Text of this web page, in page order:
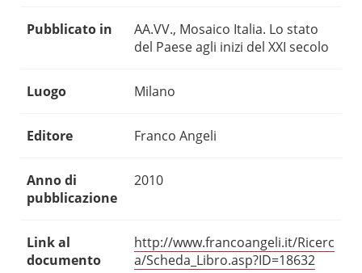
Pubblicato in
AA.VV., Mosaico Italia. Lo stato
del Paese agli inizi del XXI secolo
Luogo Milano
Editore Franco Angeli
Anno di
pubblicazione
2010
Link al
documento
http://www.francoangeli.it/Ricerc
a/Scheda_Libro.asp?ID=18632